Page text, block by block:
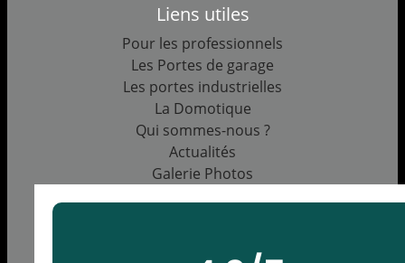
Liens utiles
Pour les professionnels
Les Portes de garage
Les portes industrielles
La Domotique
Qui sommes-nous ?
Actualités
Galerie Photos